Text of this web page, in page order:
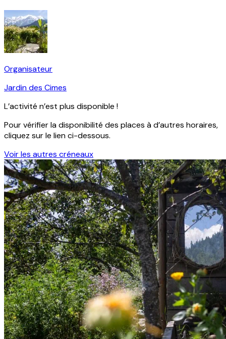
Organisateur
Jardin des Cimes
L’activité n’est plus disponible !
Pour vérifier la disponibilité des places à d’autres horaires,
cliquez sur le lien ci-dessous.
Voir les autres créneaux